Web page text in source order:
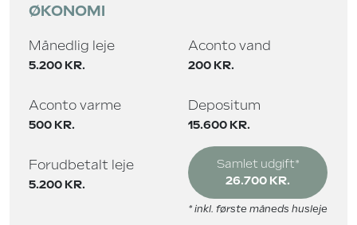
ØKONOMI
Månedlig leje
5.200 KR.
Aconto vand
200 KR.
Aconto varme
500 KR.
Depositum
15.600 KR.
Forudbetalt leje
5.200 KR.
Samlet udgift*
26.700 KR.
* inkl. første måneds husleje